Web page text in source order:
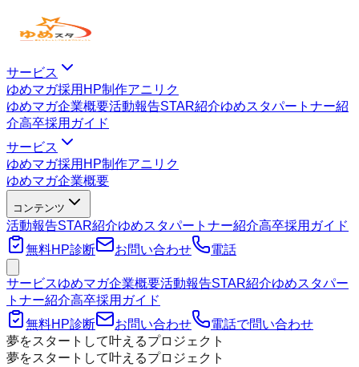
サービス
ゆめマガ採用HP制作アニリク
ゆめマガ企業概要活動報告STAR紹介ゆめスタパートナー紹
介高卒採用ガイド
サービス
ゆめマガ採用HP制作アニリク
ゆめマガ企業概要
コンテンツ
活動報告STAR紹介ゆめスタパートナー紹介高卒採用ガイド
無料HP診断
お問い合わせ 電話
サービスゆめマガ企業概要活動報告STAR紹介ゆめスタパー
トナー紹介高卒採用ガイド
無料HP診断
お問い合わせ
電話で問い合わせ
夢をスタートして叶えるプロジェクト
夢をスタートして叶えるプロジェクト